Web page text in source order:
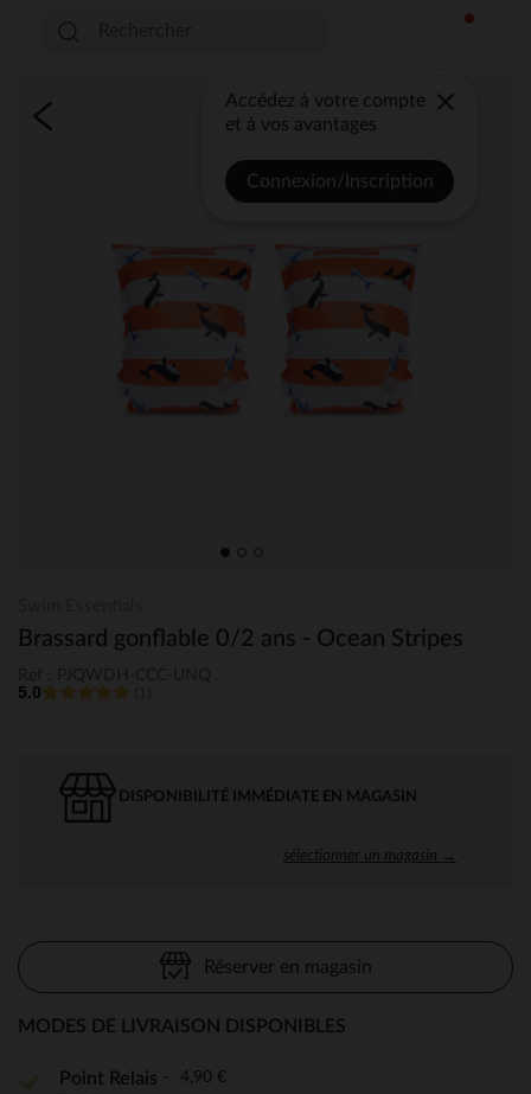
Accédez à votre compte
et à vos avantages
Connexion/Inscription
Brassard gonflable 0/2 ans - Ocean Stripes
5.0
DISPONIBILITÉ IMMÉDIATE EN MAGASIN
sélectionner un magasin →
Réserver en magasin
MODES DE LIVRAISON DISPONIBLES
Point Relais 4,90 €